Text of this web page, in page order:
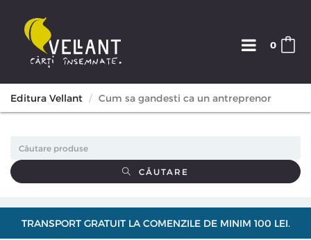
0
Editura Vellant Cum sa gandesti ca un antreprenor
CĂUTARE
TRANSPORT GRATUIT LA COMENZILE DE MINIM 100 LEI.